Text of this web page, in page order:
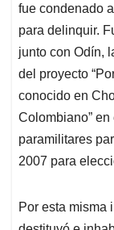
fue condenado
para delinquir.
junto con Odín,
del proyecto
conocido en
Colombiano”
paramilitares
2007 para
Por esta misma